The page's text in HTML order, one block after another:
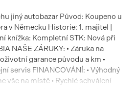
jiný autobazar Původ: Koupeno u
v Německu Historie: 1. majitel |
knížka: Kompletní STK: Nová při
NAŠE ZÁRUKY: • Záruka na
garance původu a km •
servis FINANCOVÁNÍ: • Výhodný
vše na místě • Rychlé schválení